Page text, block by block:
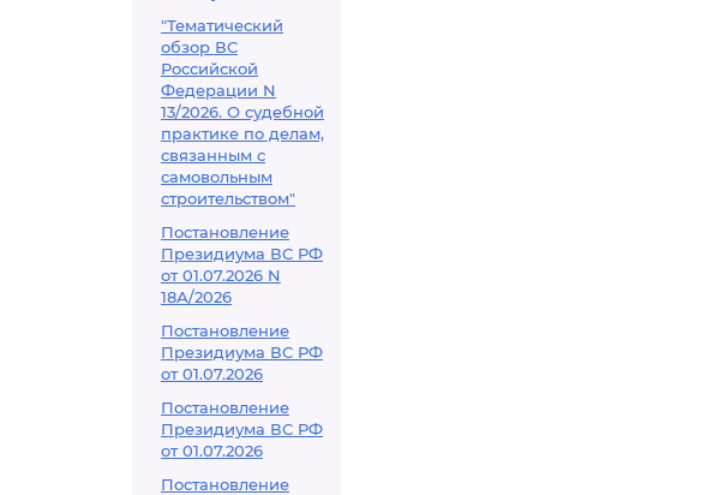
"Тематический
обзор ВС
Российской
Федерации N
13/2026. О судебной
практике по делам,
связанным с
самовольным
строительством"
Постановление
Президиума ВС РФ
от 01.07.2026 N
18А/2026
Постановление
Президиума ВС РФ
от 01.07.2026
Постановление
Президиума ВС РФ
от 01.07.2026
Постановление